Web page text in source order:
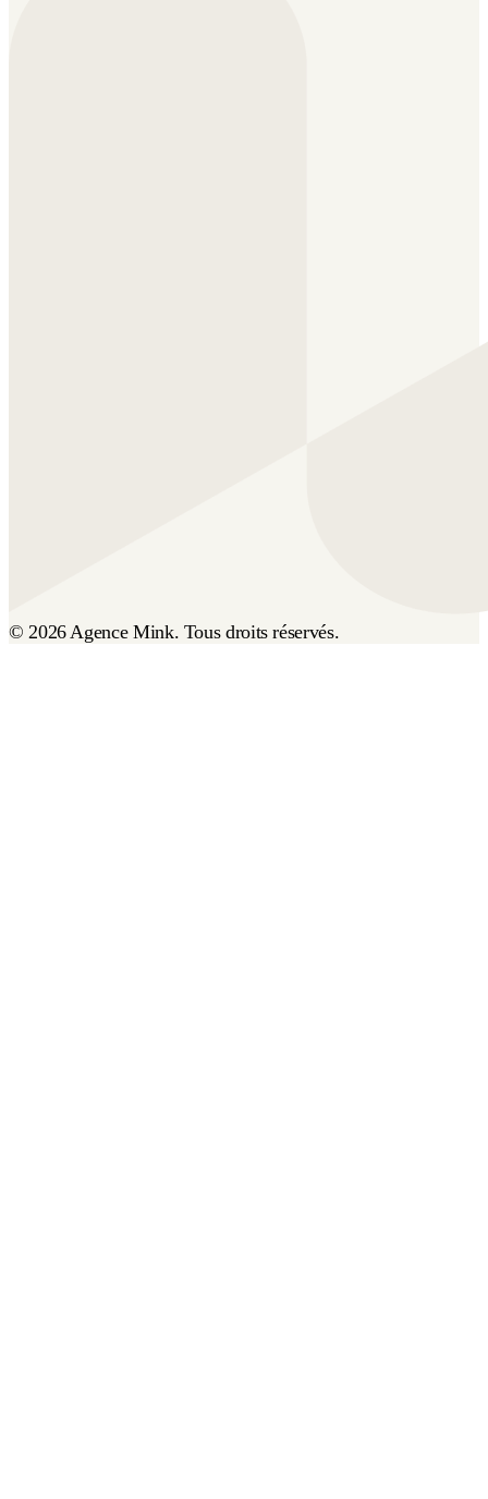
© 2026 Agence Mink. Tous droits réservés.